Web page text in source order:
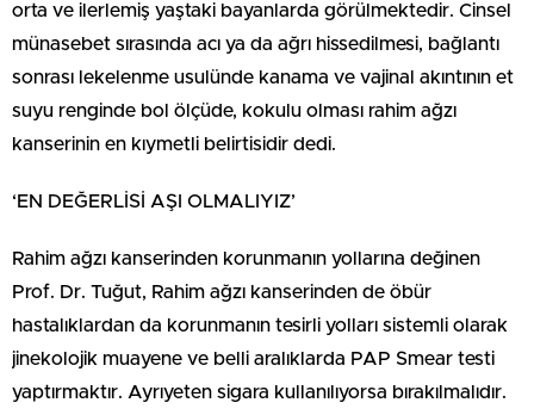
orta ve ilerlemiş yaştaki bayanlarda görülmektedir. Cinsel
münasebet sırasında acı ya da ağrı hissedilmesi, bağlantı
sonrası lekelenme usulünde kanama ve vajinal akıntının et
suyu renginde bol ölçüde, kokulu olması rahim ağzı
kanserinin en kıymetli belirtisidir dedi.
‘EN DEĞERLİSİ AŞI OLMALIYIZ’
Rahim ağzı kanserinden korunmanın yollarına değinen
Prof. Dr. Tuğut, Rahim ağzı kanserinden de öbür
hastalıklardan da korunmanın tesirli yolları sistemli olarak
jinekolojik muayene ve belli aralıklarda PAP Smear testi
yaptırmaktır. Ayrıyeten sigara kullanılıyorsa bırakılmalıdır.